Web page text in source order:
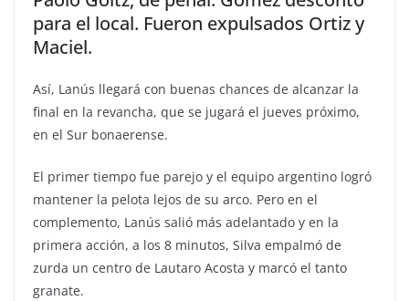
para el local. Fueron expulsados Ortiz y
Maciel.
Así, Lanús llegará con buenas chances de alcanzar la
final en la revancha, que se jugará el jueves próximo,
en el Sur bonaerense.
El primer tiempo fue parejo y el equipo argentino logró
mantener la pelota lejos de su arco. Pero en el
complemento, Lanús salió más adelantado y en la
primera acción, a los 8 minutos, Silva empalmó de
zurda un centro de Lautaro Acosta y marcó el tanto
granate.